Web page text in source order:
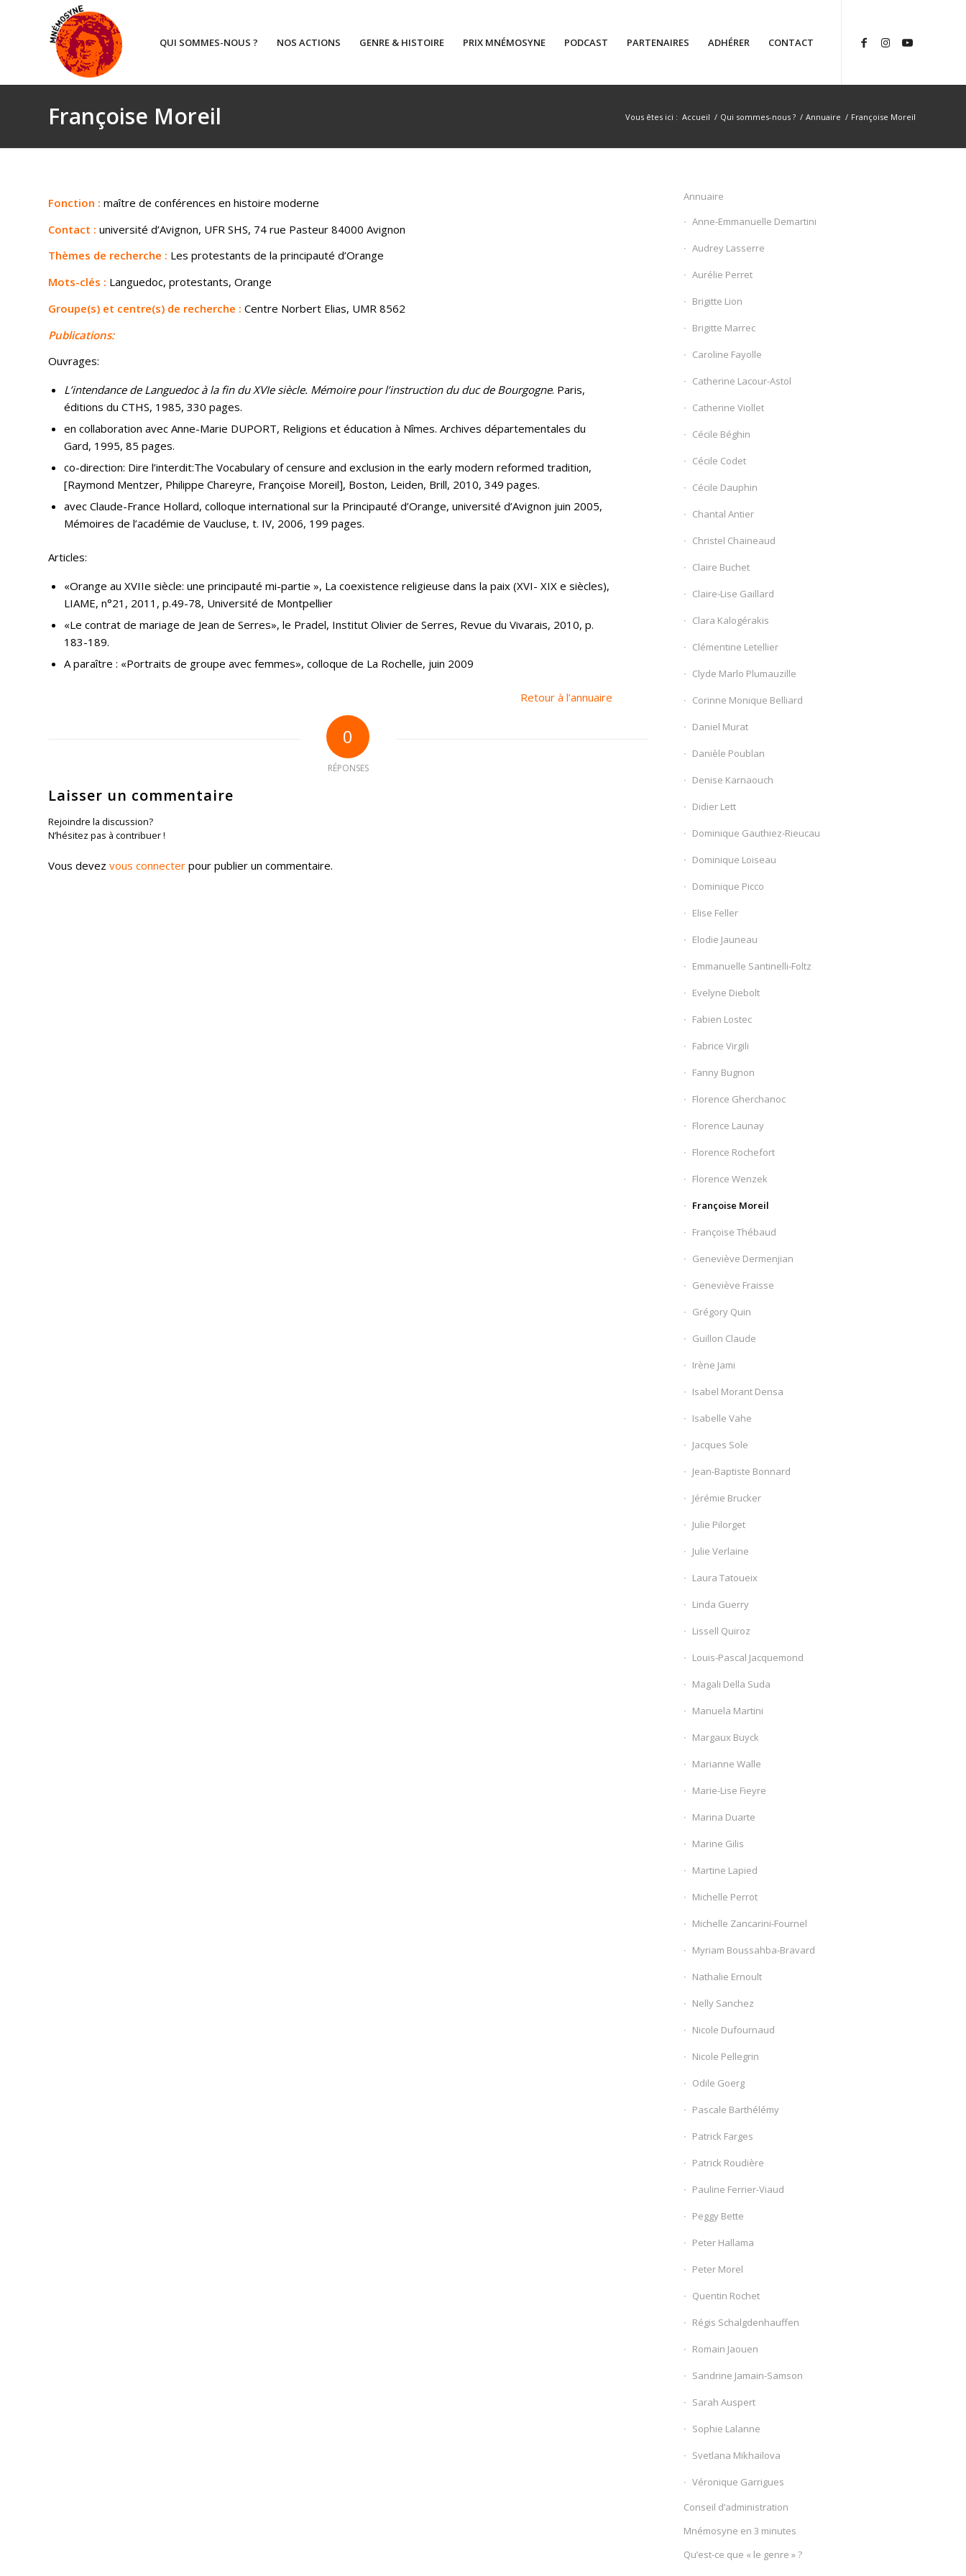
QUI SOMMES-NOUS ? NOS ACTIONS GENRE & HISTOIRE PRIX MNÉMOSYNE PODCAST PARTENAIRES ADHÉRER CONTACT
Françoise Moreil Vous êtes ici : Accueil / Qui sommes-nous ? / Annuaire / Françoise Moreil
Fonction : maître de conférences en histoire moderne
Contact : université d’Avignon, UFR SHS, 74 rue Pasteur 84000 Avignon
Thèmes de recherche : Les protestants de la principauté d’Orange
Mots-clés : Languedoc, protestants, Orange
Groupe(s) et centre(s) de recherche : Centre Norbert Elias, UMR 8562
Publications:
Ouvrages:
L’intendance de Languedoc à la fin du XVIe siècle. Mémoire pour l’instruction du duc de Bourgogne. Paris,
éditions du CTHS, 1985, 330 pages.
en collaboration avec Anne-Marie DUPORT, Religions et éducation à Nîmes. Archives départementales du
Gard, 1995, 85 pages.
co-direction: Dire l’interdit:The Vocabulary of censure and exclusion in the early modern reformed tradition,
[Raymond Mentzer, Philippe Chareyre, Françoise Moreil], Boston, Leiden, Brill, 2010, 349 pages.
avec Claude-France Hollard, colloque international sur la Principauté d’Orange, université d’Avignon juin 2005,
Mémoires de l’académie de Vaucluse, t. IV, 2006, 199 pages.
Articles:
«Orange au XVIIe siècle: une principauté mi-partie », La coexistence religieuse dans la paix (XVI- XIX e siècles),
LIAME, n°21, 2011, p.49-78, Université de Montpellier
«Le contrat de mariage de Jean de Serres», le Pradel, Institut Olivier de Serres, Revue du Vivarais, 2010, p.
183-189.
A paraître : «Portraits de groupe avec femmes», colloque de La Rochelle, juin 2009
Retour à l’annuaire
0
RÉPONSES
Laisser un commentaire
Rejoindre la discussion?
N’hésitez pas à contribuer !
Vous devez vous connecter pour publier un commentaire.
Annuaire
Anne-Emmanuelle Demartini
Audrey Lasserre
Aurélie Perret
Brigitte Lion
Brigitte Marrec
Caroline Fayolle
Catherine Lacour-Astol
Catherine Viollet
Cécile Béghin
Cécile Codet
Cécile Dauphin
Chantal Antier
Christel Chaineaud
Claire Buchet
Claire-Lise Gaillard
Clara Kalogérakis
Clémentine Letellier
Clyde Marlo Plumauzille
Corinne Monique Belliard
Daniel Murat
Danièle Poublan
Denise Karnaouch
Didier Lett
Dominique Gauthiez-Rieucau
Dominique Loiseau
Dominique Picco
Elise Feller
Elodie Jauneau
Emmanuelle Santinelli-Foltz
Evelyne Diebolt
Fabien Lostec
Fabrice Virgili
Fanny Bugnon
Florence Gherchanoc
Florence Launay
Florence Rochefort
Florence Wenzek
Françoise Moreil
Françoise Thébaud
Geneviève Dermenjian
Geneviève Fraisse
Grégory Quin
Guillon Claude
Irène Jami
Isabel Morant Densa
Isabelle Vahe
Jacques Sole
Jean-Baptiste Bonnard
Jérémie Brucker
Julie Pilorget
Julie Verlaine
Laura Tatoueix
Linda Guerry
Lissell Quiroz
Louis-Pascal Jacquemond
Magali Della Suda
Manuela Martini
Margaux Buyck
Marianne Walle
Marie-Lise Fieyre
Marina Duarte
Marine Gilis
Martine Lapied
Michelle Perrot
Michelle Zancarini-Fournel
Myriam Boussahba-Bravard
Nathalie Ernoult
Nelly Sanchez
Nicole Dufournaud
Nicole Pellegrin
Odile Goerg
Pascale Barthélémy
Patrick Farges
Patrick Roudière
Pauline Ferrier-Viaud
Peggy Bette
Peter Hallama
Peter Morel
Quentin Rochet
Régis Schalgdenhauffen
Romain Jaouen
Sandrine Jamain-Samson
Sarah Auspert
Sophie Lalanne
Svetlana Mikhailova
Véronique Garrigues
Conseil d’administration
Mnémosyne en 3 minutes
Qu’est-ce que « le genre » ?